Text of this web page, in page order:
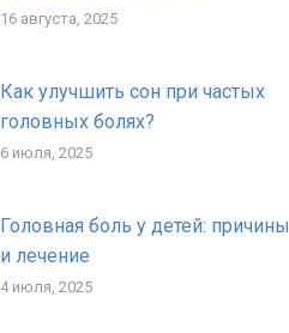
16 августа, 2025
Как улучшить сон при частых
головных болях?
6 июля, 2025
Головная боль у детей: причины
и лечение
4 июля, 2025